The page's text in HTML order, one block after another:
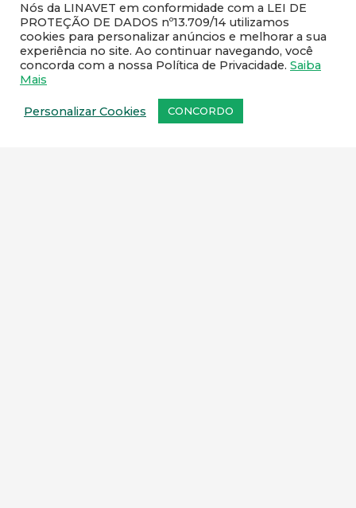
Nós da LINAVET em conformidade com a LEI DE
PROTEÇÃO DE DADOS nº13.709/14 utilizamos
cookies para personalizar anúncios e melhorar a sua
experiência no site. Ao continuar navegando, você
concorda com a nossa Política de Privacidade. Saiba
Mais
Personalizar Cookies CONCORDO